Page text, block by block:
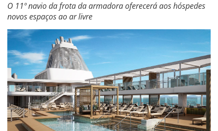
O 11º navio da frota da armadora oferecerá aos hóspedes
novos espaços ao ar livre